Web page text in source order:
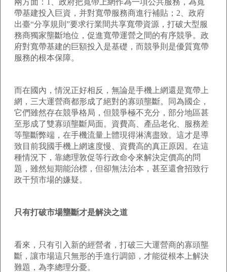
兩方面：1、政府把寬帶上網作為一項公共服務，為寬
帶基建投入巨資，并對寬帶服務商進行補貼；2、政府
出臺“分享規則”要求行業間共享寬帶資源，打破大型服
務商獨家壟斷地位，促進寬帶運營之間的有序競爭。政
府對寬帶基建的巨額投入是基礎，而競爭則是優質寬帶
服務的根本保障。
而在國內，情況正好相反，無論是手機上網還是寬帶上
網，三大運營商都形成了絕對的寡頭壟斷。同為國企，
它們雖然存在競爭格局，但競爭極不充分，部分地區甚
至形成了雙寡頭壟斷局面。資費高、產品老化、服務差
等壟斷弊端，在手機流量上體現得淋漓盡致。這才是導
致目前我國手機上網速度慢、資費高的真正原因。在這
種情況下，靠總理敦促等行政命令來解決定價高的問
題，雖然短期能治標，但卻無法治本，甚至還會招致行
政干預市場的嫌疑。
只有打破市場壟斷才是解決之道
看來，只有引入新的經營者，打破三大運營商的寡頭壟
斷，讓市場這只無形的手進行調節，才能從根本上解決
難題，為李總理分憂。